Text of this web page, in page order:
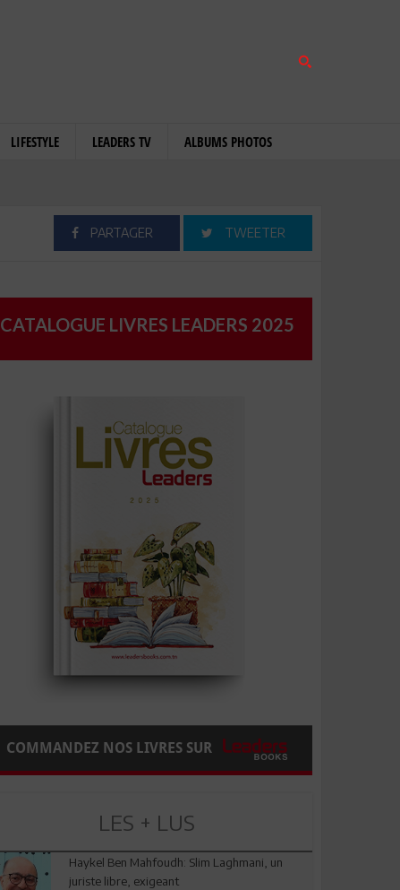
LIFESTYLE LEADERS TV ALBUMS PHOTOS
PARTAGER TWEETER
CATALOGUE LIVRES LEADERS 2025
COMMANDEZ NOS LIVRES SUR
LES + LUS
Haykel Ben Mahfoudh: Slim Laghmani, un
juriste libre, exigeant